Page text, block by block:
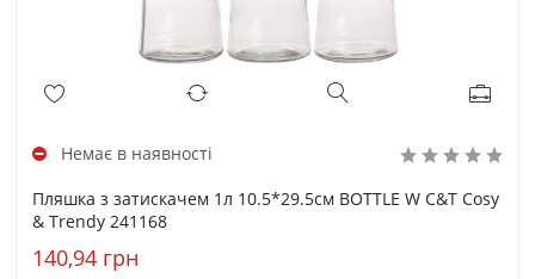
Немає в наявності
Пляшка з затискачем 1л 10.5*29.5см BOTTLE W C&T Cosy
& Trendy 241168
140,94 грн